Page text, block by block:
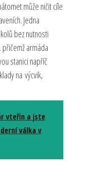
může ničit cíle
Jedna
bez nutnosti
armáda
stanici napříč
na výcvik,
vteřin a jste
válka v